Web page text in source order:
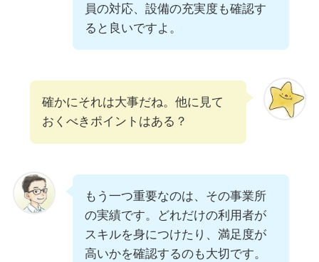
員の対応、設備の充実度も確認す
ると良いですよ。
確かにそれは大事だね。他に見て
おくべきポイントはある？
もう一つ重要なのは、その事業所
の実績です。どれだけの利用者が
スキルを身につけたり、満足度が
高いかを確認するのも大切です。